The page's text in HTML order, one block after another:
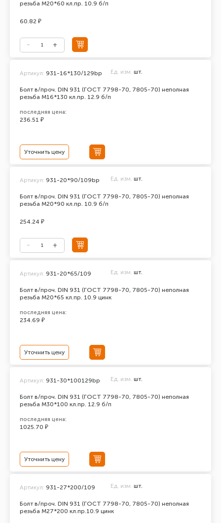
резьба М20*60 кл.пр. 10.9 б/п
60.82 ₽
Болт в/проч. DIN 931 (ГОСТ 7798-70, 7805-70) неполная
резьба М16*130 кл.пр. 12.9 б/п
Артикул: 931-16*130/129bp Ед. изм. шт.
последняя цена:
236.51 ₽
Уточнить цену
Болт в/проч. DIN 931 (ГОСТ 7798-70, 7805-70) неполная
резьба М20*90 кл.пр. 10.9 б/п
Артикул: 931-20*90/109bp Ед. изм. шт.
254.24 ₽
Болт в/проч. DIN 931 (ГОСТ 7798-70, 7805-70) неполная
резьба М20*65 кл.пр. 10.9 цинк
Артикул: 931-20*65/109 Ед. изм. шт.
последняя цена:
234.69 ₽
Уточнить цену
Болт в/проч. DIN 931 (ГОСТ 7798-70, 7805-70) неполная
резьба М30*100 кл.пр. 12.9 б/п
Артикул: 931-30*100129bp Ед. изм. шт.
последняя цена:
1025.70 ₽
Уточнить цену
Болт в/проч. DIN 931 (ГОСТ 7798-70, 7805-70) неполная
резьба М27*200 кл.пр.10.9 цинк
Артикул: 931-27*200/109 Ед. изм. шт.